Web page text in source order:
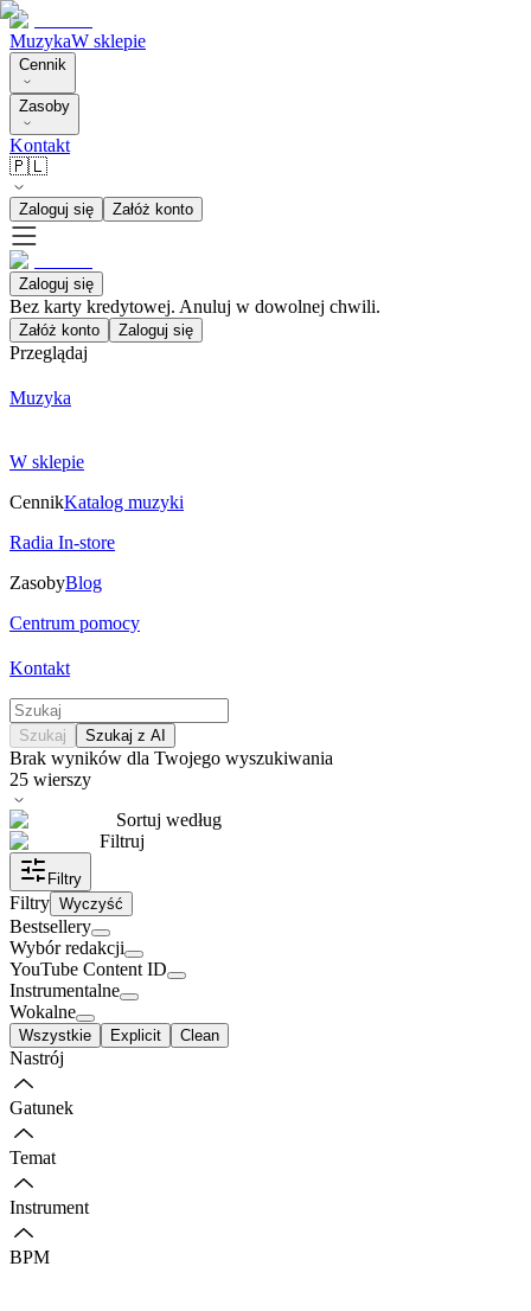
MuzykaW sklepie
Cennik
Zasoby
Kontakt
🇵🇱
Zaloguj się Załóż konto
Zaloguj się
Bez karty kredytowej. Anuluj w dowolnej chwili.
Załóż konto Zaloguj się
Przeglądaj
Muzyka
W sklepie
CennikKatalog muzyki
Radia In-store
ZasobyBlog
Centrum pomocy
Kontakt
Szukaj Szukaj z AI
Brak wyników dla Twojego wyszukiwania
25 wierszy
Sortuj według
Filtruj
Filtry
Filtry Wyczyść
Bestsellery
Wybór redakcji
YouTube Content ID
Instrumentalne
Wokalne
Wszystkie Explicit Clean
Nastrój
Gatunek
Temat
Instrument
BPM